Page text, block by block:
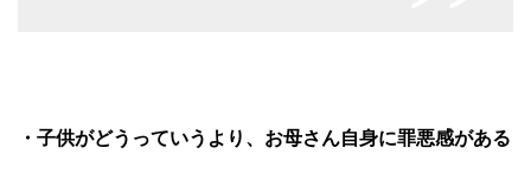
・子供がどうっていうより、お母さん自身に罪悪感がある